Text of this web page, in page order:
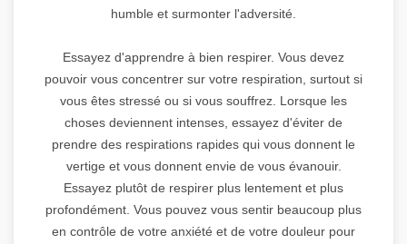
humble et surmonter l'adversité.
Essayez d'apprendre à bien respirer. Vous devez
pouvoir vous concentrer sur votre respiration, surtout si
vous êtes stressé ou si vous souffrez. Lorsque les
choses deviennent intenses, essayez d'éviter de
prendre des respirations rapides qui vous donnent le
vertige et vous donnent envie de vous évanouir.
Essayez plutôt de respirer plus lentement et plus
profondément. Vous pouvez vous sentir beaucoup plus
en contrôle de votre anxiété et de votre douleur pour